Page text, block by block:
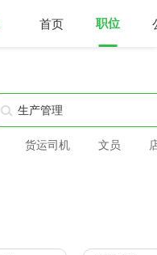
首页 职位
货运司机 文员